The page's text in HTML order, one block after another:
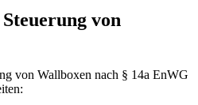
von
von Wallboxen nach § 14a EnWG